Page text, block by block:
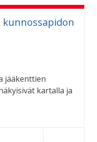
jääkenttien
kartalla ja
Liikunta ja ulkoilu